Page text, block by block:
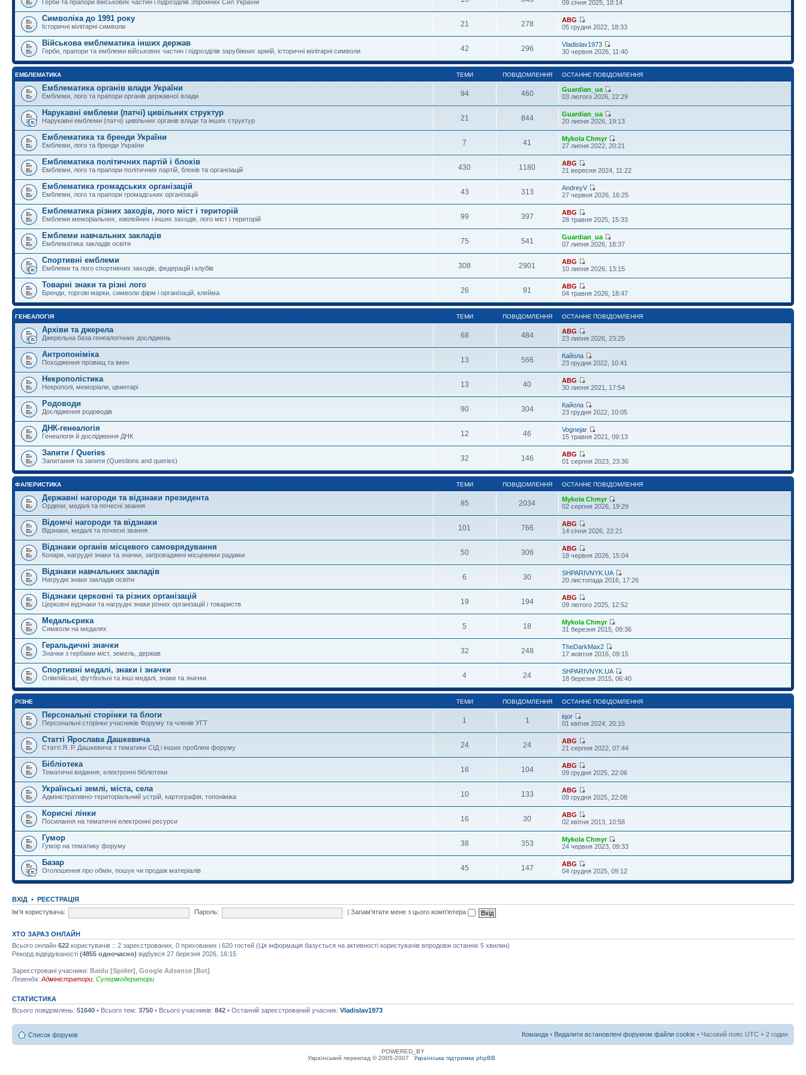
Герби та прапори військових частин і підрозділів Збройних Сил України 09 січня 2025, 18:14
Символіка до 1991 року
Історичні мілітарні символи 21 278
ABG
05 грудня 2022, 18:33
Військова емблематика інших держав
Герби, прапори та емблеми військових частин і підрозділів зарубіжних армій, історичні мілітарні символи 42 296
Vladislav1973
30 червня 2026, 11:40
ЕМБЛЕМАТИКА ТЕМИ ПОВІДОМЛЕННЯ ОСТАННЄ ПОВІДОМЛЕННЯ
Емблематика органів влади України
Емблеми, лого та прапори органів державної влади 94 460
Guardian_ua
03 лютого 2026, 22:29
Нарукавні емблеми (патчі) цивільних структур
Нарукавні емблеми (патчі) цивільних органів влади та інших структур 21 844
Guardian_ua
20 липня 2026, 19:13
Емблематика та бренди України
Емблеми, лого та бренди України 7 41
Mykola Chmyr
27 липня 2022, 20:21
Емблематика політичних партій і блоків
Емблеми, лого та прапори політичних партій, блоків та організацій 430 1180
ABG
21 вересня 2024, 11:22
Емблематика громадських організацій
Емблеми, лого та прапори громадських організацій 43 313
AndreyV
27 червня 2026, 16:25
Емблематика різних заходів, лого міст і територій
Емблеми меморіальних, ювілейних і інших заходів, лого міст і територій 99 397
ABG
28 травня 2025, 15:33
Емблеми навчальних закладів
Емблематика закладів освіти 75 541
Guardian_ua
07 липня 2026, 18:37
Спортивні емблеми
Емблеми та лого спортивних заходів, федерацій і клубів 308 2901
ABG
10 липня 2026, 13:15
Товарні знаки та різні лого
Бренди, торгові марки, символи фірм і організацій, клейма 26 91
ABG
04 травня 2026, 18:47
ГЕНЕАЛОГІЯ ТЕМИ ПОВІДОМЛЕННЯ ОСТАННЄ ПОВІДОМЛЕННЯ
Архіви та джерела
Джерельна база генеалогічних досліджень 68 484
ABG
23 липня 2026, 23:25
Антропоніміка
Походження прізвищ та імен 13 566
Кайола
23 грудня 2022, 10:41
Некрополістика
Некрополі, меморіали, цвинтарі 13 40
ABG
30 липня 2021, 17:54
Родоводи
Дослідження родоводів 90 304
Кайола
23 грудня 2022, 10:05
ДНК-генеалогія
Генеалогія й дослідження ДНК 12 46
Vognejar
15 травня 2021, 09:13
Запити / Queries
Запитання та запити (Questions and queries) 32 146
ABG
01 серпня 2023, 23:36
ФАЛЕРИСТИКА ТЕМИ ПОВІДОМЛЕННЯ ОСТАННЄ ПОВІДОМЛЕННЯ
Державні нагороди та відзнаки президента
Ордени, медалі та почесні звання 85 2034
Mykola Chmyr
02 серпня 2026, 19:29
Відомчі нагороди та відзнаки
Відзнаки, медалі та почесні звання 101 766
ABG
14 січня 2026, 22:21
Відзнаки органів місцевого самоврядування
Колари, нагрудні знаки та значки, запроваджені місцевими радами 50 306
ABG
18 червня 2026, 15:04
Відзнаки навчальних закладів
Нагрудні знаки закладів освіти 6 30
SHPARIVNYK.UA
20 листопада 2016, 17:26
Відзнаки церковні та різних організацій
Церковні відзнаки та нагрудні знаки різних організацій і товариств 19 194
ABG
09 лютого 2025, 12:52
Медальєрика
Символи на медалях 5 18
Mykola Chmyr
31 березня 2015, 09:36
Геральдичні значки
Значки з гербами міст, земель, держав 32 248
TheDarkMax2
17 жовтня 2016, 09:15
Спортивні медалі, знаки і значки
Олімпійські, футбольні та інші медалі, знаки та значки 4 24
SHPARIVNYK.UA
18 березня 2015, 06:40
РІЗНЕ ТЕМИ ПОВІДОМЛЕННЯ ОСТАННЄ ПОВІДОМЛЕННЯ
Персональні сторінки та блоги
Персональні сторінки учасників Форуму та членів УГТ 1 1
iqor
01 квітня 2024, 20:15
Статті Ярослава Дашкевича
Статті Я. Р. Дашкевича з тематики СІД і інших проблем форуму 24 24
ABG
21 серпня 2022, 07:44
Бібліотека
Тематичні видання, електронні бібліотеки 16 104
ABG
09 грудня 2025, 22:06
Українські землі, міста, села
Адміністративно-територіальний устрій, картографія, топоніміка 10 133
ABG
09 грудня 2025, 22:08
Корисні лінки
Посилання на тематичні електронні ресурси 16 30
ABG
02 квітня 2013, 10:58
Гумор
Гумор на тематику форуму 38 353
Mykola Chmyr
24 червня 2023, 09:33
Базар
Оголошення про обмін, пошук чи продаж матеріалів 45 147
ABG
04 грудня 2025, 09:12
ВХІД • РЕЄСТРАЦІЯ
Ім'я користувача:
Пароль: |Запам'ятати мене з цього комп'ютера
ХТО ЗАРАЗ ОНЛАЙН
Всього онлайн 622 користувачів :: 2 зареєстрованих, 0 прихованих і 620 гостей (Ця інформація базується на активності користувачів впродовж останніх 5 хвилин)
Рекорд відвідуваності (4855 одночасно) відбувся 27 березня 2026, 16:15
Зареєстровані учасники: Baidu [Spider] Google Adsense [Bot]
Легенда: Адміністратори Супермодератори
СТАТИСТИКА
Всього повідомлень: 51640 • Всього тем: 3750 • Всього учасників: 842 • Останній зареєстрований учасник: Vladislav1973
Список форумів Команда • Видалити встановлені форумом файли cookie • Часовий пояс UTC + 2 годин
POWERED_BY
Український переклад © 2005-2007
Українська підтримка phpBB